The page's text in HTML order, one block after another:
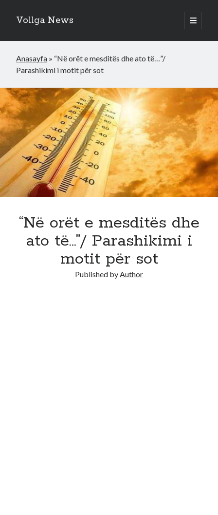
Vollga News
open
primary
Anasayfa » “Në orët e mesditës dhe ato të…”/
Parashikimi i motit për sot
“Në orët e mesditës dhe
ato të…”/ Parashikimi i
motit për sot
Published byAuthor